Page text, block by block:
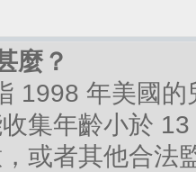
麼？
1998 年美國
集年齡小於
或者其他合法